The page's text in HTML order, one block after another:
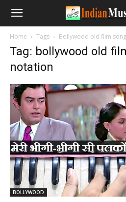
Home Tags Bollywood old film
Tag: bollywood old
notation
BOLLYWOOD